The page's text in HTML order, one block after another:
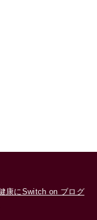
康にSwitch on ブログ